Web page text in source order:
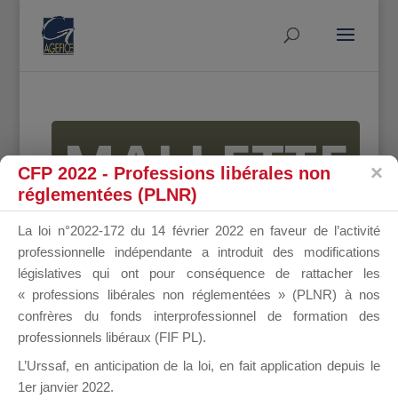
MALLETTE
DU
DIRIGEANT
CFP 2022 - Professions libérales non
réglementées (PLNR)
La loi n°2022-172 du 14 février 2022 en faveur de l’activité
professionnelle indépendante a introduit des modifications
législatives qui ont pour conséquence de rattacher les
« professions libérales non réglementées » (PLNR) à nos
confrères du fonds interprofessionnel de formation des
professionnels libéraux (FIF PL).
L’Urssaf, en anticipation de la loi, en fait application depuis le
1er janvier 2022.